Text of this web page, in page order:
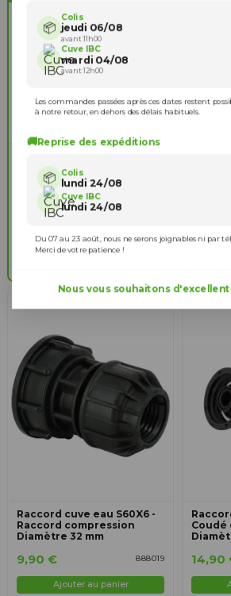
d'identification
Diamètre extérieur
sortie vanne= 60 mm
mm
Nombre de filets vanne
Raccord cuve eau S60X6 -
Raccord compression
Diamètre 32 mm
888019
9,90 €
Ajouter au panier
Coudé
14,90
📦
Colis
jeudi 06/08
avant 11h00
Cuve IBC
mardi 04/08
avant 12h00
Les commandes passées après ces dates restent
à notre retour, en dehors des délais habituels.
🚚Reprise des expéditions
📦 Colis
lundi 24/08
Cuve IBC
lundi 24/08
Du 07 au 23 août, nous ne serons joignables ni par
Merci de votre patience !
Nous vous souhaitons